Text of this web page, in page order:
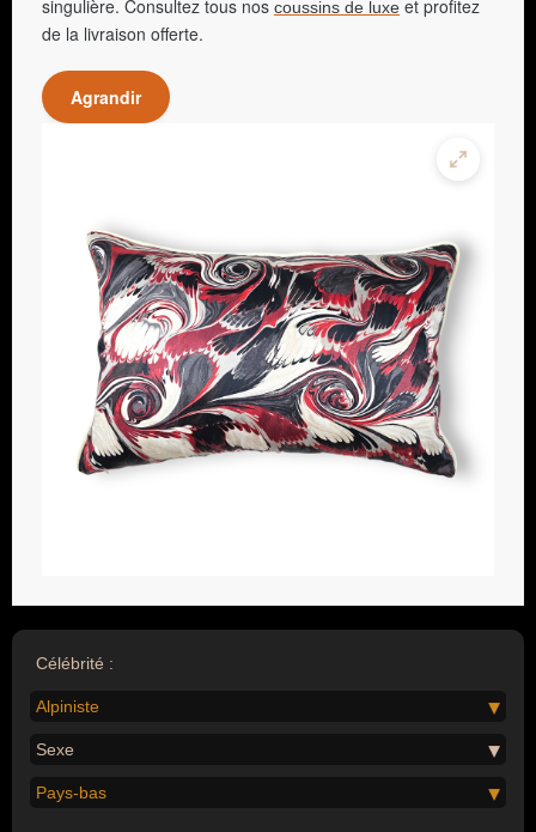
singulière. Consultez tous nos coussins de luxe et profitez
de la livraison offerte.
Agrandir
Célébrité :
Alpiniste
Sexe
Pays-bas